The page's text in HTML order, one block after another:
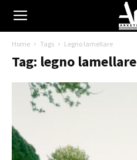
Home Tags Legno lamellare
Tag: legno lamellare